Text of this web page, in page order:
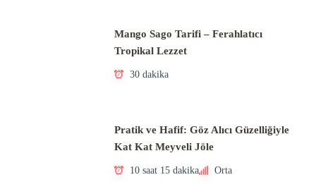
Mango Sago Tarifi – Ferahlatıcı
Tropikal Lezzet
30 dakika
Pratik ve Hafif: Göz Alıcı Güzelliğiyle
Kat Kat Meyveli Jöle
10 saat 15 dakika Orta